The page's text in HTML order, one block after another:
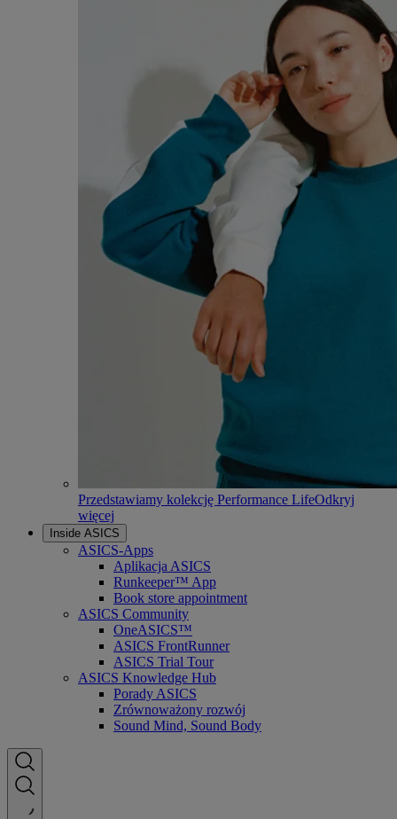
Przedstawiamy kolekcję Performance LifeOdkryj
więcej
Inside ASICS
ASICS-Apps
Aplikacja ASICS
Runkeeper™ App
Book store appointment
ASICS Community
OneASICS™
ASICS FrontRunner
ASICS Trial Tour
ASICS Knowledge Hub
Porady ASICS
Zrównoważony rozwój
Sound Mind, Sound Body